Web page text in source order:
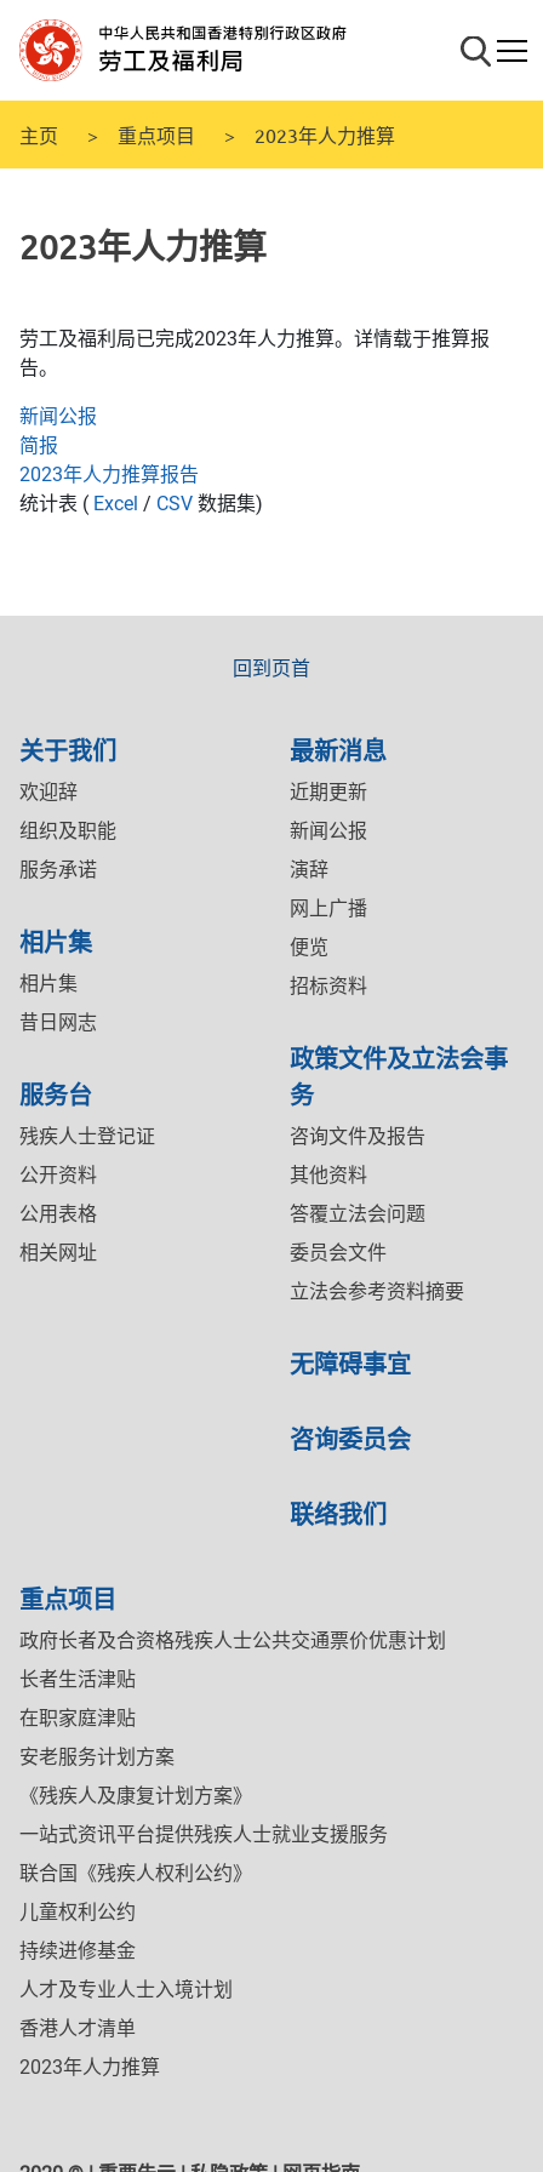
至
主
容
搜寻流动
主页 重点项目 2023年人力推算
2023年人力推算
劳工及福利局已完成2023年人力推算。详情载于推算报
告。
新闻公报
简报
2023年人力推算报告
统计表 ( Excel / CSV 数据集)
回到页首
关于我们
欢迎辞
组织及职能
服务承诺
相片集
相片集
昔日网志
服务台
残疾人士登记证
公开资料
公用表格
相关网址
最新消息
近期更新
新闻公报
演辞
网上广播
便览
招标资料
政策文件及立法会事
务
咨询文件及报告
其他资料
答覆立法会问题
委员会文件
立法会参考资料摘要
无障碍事宜
咨询委员会
联络我们
重点项目
政府长者及合资格残疾人士公共交通票价优惠计划
长者生活津贴
在职家庭津贴
安老服务计划方案
《残疾人及康复计划方案》
一站式资讯平台提供残疾人士就业支援服务
联合国《残疾人权利公约》
儿童权利公约
持续进修基金
人才及专业人士入境计划
香港人才清单
2023年人力推算